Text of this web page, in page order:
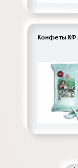
Конфеты КФ